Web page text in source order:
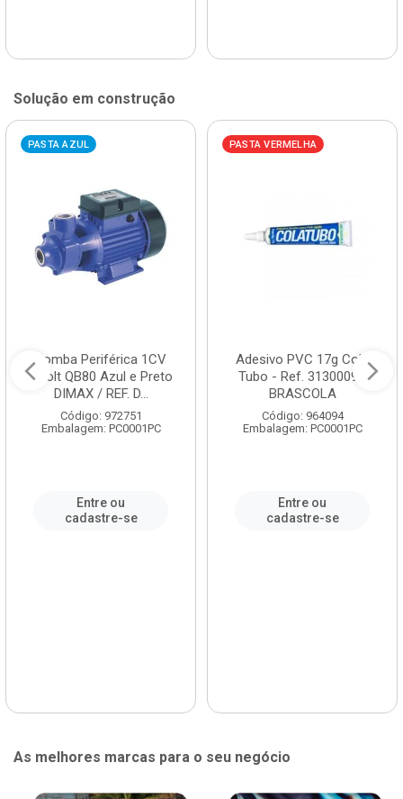
Solução em construção
PASTA AZUL
Bomba Periférica 1CV
Bivolt QB80 Azul e Preto
DIMAX / REF. D...
Código: 972751
Embalagem: PC0001PC
Entre ou
cadastre-se
PASTA VERMELHA
Adesivo PVC 17g Cola
Tubo - Ref. 3130009 -
BRASCOLA
Código: 964094
Embalagem: PC0001PC
Entre ou
cadastre-se
As melhores marcas para o seu negócio